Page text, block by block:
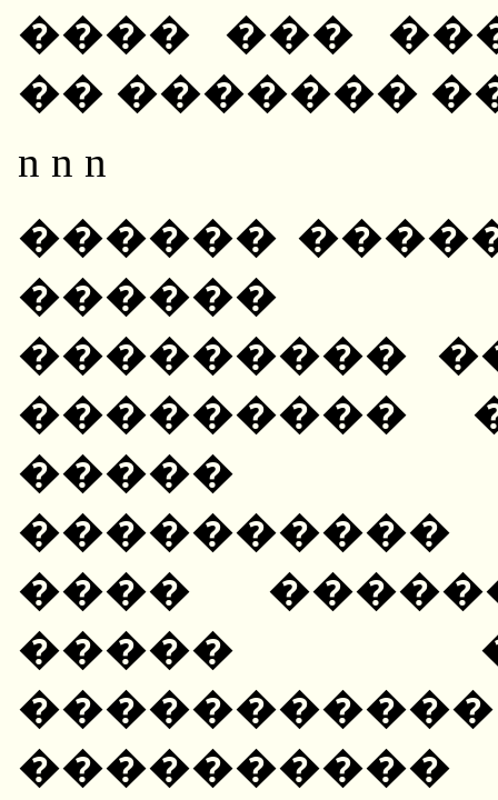
���� ���
�� �������
n n n
������
������
���������
���������
�����
����
�����